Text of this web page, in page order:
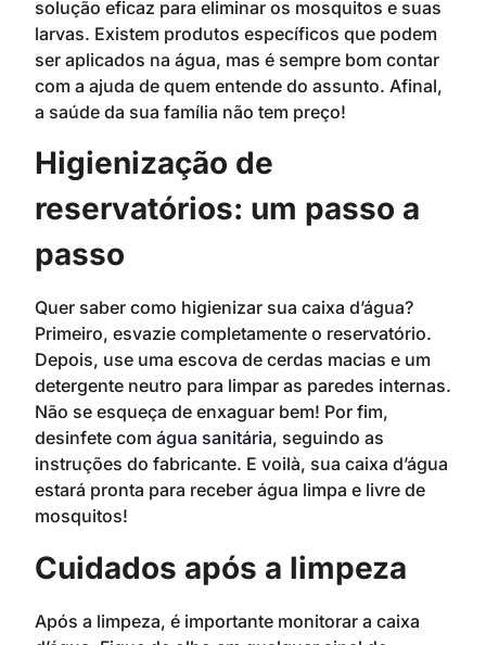
solução eficaz para eliminar os mosquitos e suas
larvas. Existem produtos específicos que podem
ser aplicados na água, mas é sempre bom contar
com a ajuda de quem entende do assunto. Afinal,
a saúde da sua família não tem preço!
Higienização de
reservatórios: um passo a
passo
Quer saber como higienizar sua caixa d’água?
Primeiro, esvazie completamente o reservatório.
Depois, use uma escova de cerdas macias e um
detergente neutro para limpar as paredes internas.
Não se esqueça de enxaguar bem! Por fim,
desinfete com água sanitária, seguindo as
instruções do fabricante. E voilà, sua caixa d’água
estará pronta para receber água limpa e livre de
mosquitos!
Cuidados após a limpeza
Após a limpeza, é importante monitorar a caixa